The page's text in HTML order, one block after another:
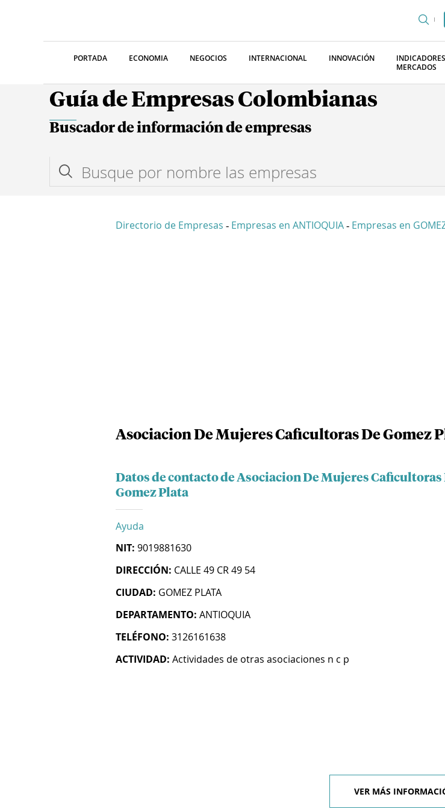
PORTADA ECONOMIA NEGOCIOS INTERNACIONAL INNOVACIÓN
MERCADOS
Guía de Empresas Colombianas
Buscador de información de empresas
Directorio de Empresas - Empresas en ANTIOQUIA - Empresas en
Asociacion De Mujeres Caficultoras De Gomez
Datos de contacto de Asociacion De Mujeres Caficultoras
Gomez Plata
Ayuda
NIT: 9019881630
DIRECCIÓN: CALLE 49 CR 49 54
CIUDAD: GOMEZ PLATA
DEPARTAMENTO: ANTIOQUIA
TELÉFONO: 3126161638
ACTIVIDAD: Actividades de otras asociaciones n c p
VER MÁS